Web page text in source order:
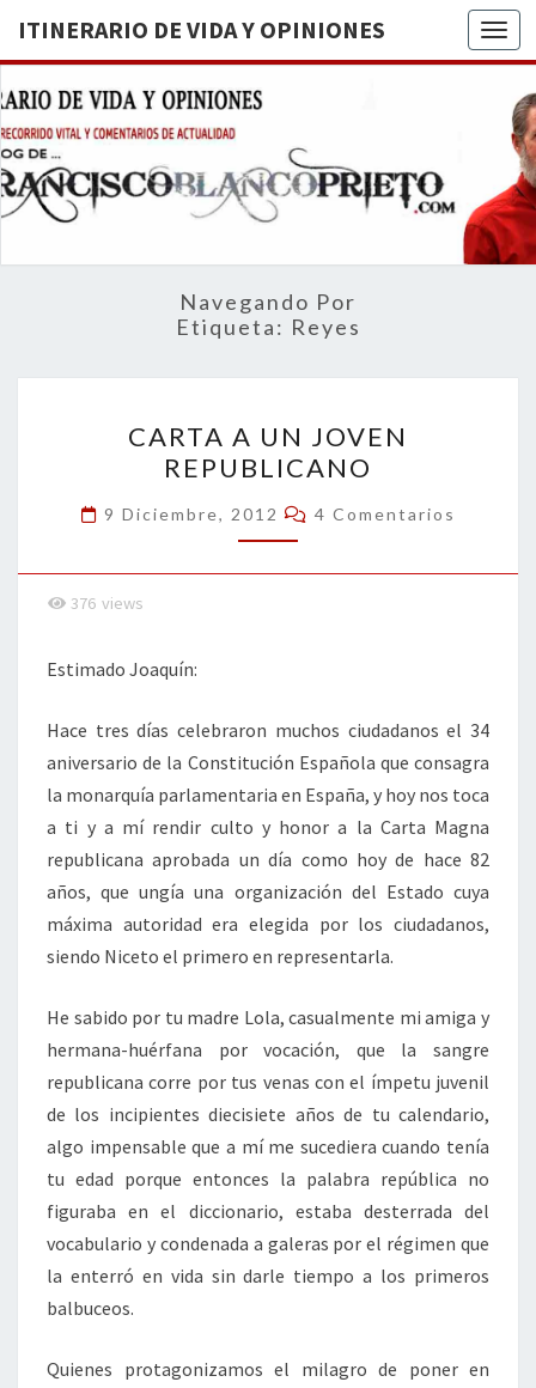
ITINERARIO DE VIDA Y OPINIONES
DE
BREVE
RECORRIDO
VITAL Y
ACTUALIDAD
Navegando Por
Etiqueta: Reyes
A
UN
JOVEN
REPUBLICANO
CARTA A UN JOVEN
REPUBLICANO
9 Diciembre, 2012 Comentarios
4 Comentarios
376 views
Estimado Joaquín:
Hace tres días celebraron muchos ciudadanos el 34
aniversario de la Constitución Española que consagra
la monarquía parlamentaria en España, y hoy nos toca
a ti y a mí rendir culto y honor a la Carta Magna
republicana aprobada un día como hoy de hace 82
años, que ungía una organización del Estado cuya
máxima autoridad era elegida por los ciudadanos,
siendo Niceto el primero en representarla.
He sabido por tu madre Lola, casualmente mi amiga y
hermana-huérfana por vocación, que la sangre
republicana corre por tus venas con el ímpetu juvenil
de los incipientes diecisiete años de tu calendario,
algo impensable que a mí me sucediera cuando tenía
tu edad porque entonces la palabra república no
figuraba en el diccionario, estaba desterrada del
vocabulario y condenada a galeras por el régimen que
la enterró en vida sin darle tiempo a los primeros
balbuceos.
Quienes protagonizamos el milagro de poner en